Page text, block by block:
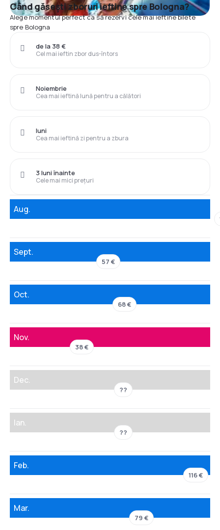
Când găsești zboruri ieftine spre Bologna?
Alege momentul perfect ca să rezervi cele mai ieftine bilete
spre Bologna
Cel mai ieftin zbor dus-întors
de la 38 €
Cea mai ieftină lună pentru a călători
Noiembrie
Cea mai ieftină zi pentru a zbura
luni
Cele mai mici prețuri
3 luni înainte
Aug.
Sept.
57 €
Oct.
68 €
Nov.
38 €
Dec.
??
Ian.
??
Feb.
116 €
Mar.
79 €